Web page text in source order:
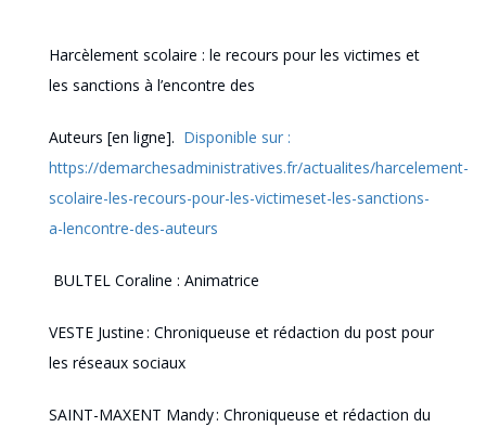
Harcèlement scolaire : le recours pour les victimes et
les sanctions à l’encontre des
Auteurs [en ligne]. Disponible sur :
https://demarchesadministratives.fr/actualites/harcelement-
scolaire-les-recours-pour-les-victimeset-les-sanctions-
a-lencontre-des-auteurs
BULTEL Coraline : Animatrice
VESTE Justine : Chroniqueuse et rédaction du post pour
les réseaux sociaux
SAINT-MAXENT Mandy : Chroniqueuse et rédaction du